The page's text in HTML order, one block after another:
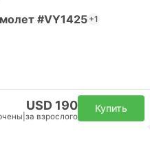
#VY1425 +1
USD 190
за взрослого
Купить